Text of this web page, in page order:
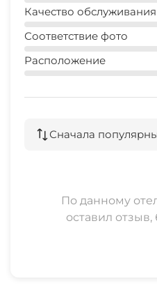
Качество обслуживания
Соответствие фото
Расположение
Сначала
По данному
оставил